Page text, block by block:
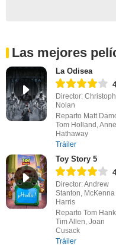
Las mejores
La Odisea
Director:
Nolan
Reparto Matt
Tom Holland, Anne
Hathaway
Tráiler
Toy Story 5
Director: Andrew
Stanton, McKenna
Harris
Reparto Tom
Tim Allen, Joan
Cusack
Tráiler